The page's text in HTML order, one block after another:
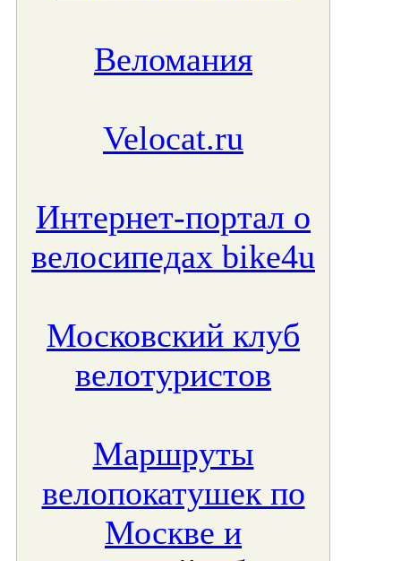
Веломания
Velocat.ru
Интернет-портал о
велосипедах bike4u
Московский клуб
велотуристов
Маршруты
велопокатушек по
Москве и